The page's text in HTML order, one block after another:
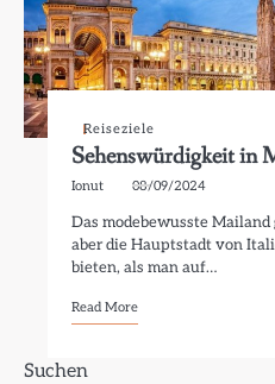
Reiseziele
Sehenswürdigkeit in
Ionut 08/09/2024
Das modebewusste
aber die Hauptstadt von
bieten, als man auf…
Read More
Suchen